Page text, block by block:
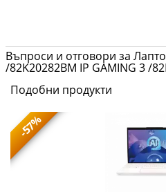
Въпроси и отговори за
/82K20282BM IP GAMING 3 /
Подобни продукти
-57%